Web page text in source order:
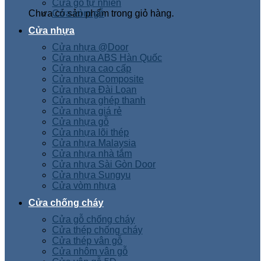
Chưa có sản phẩm trong giỏ hàng.
Cửa gỗ tự nhiên
Cửa vòm gỗ
Cửa nhựa
Cửa nhựa @Door
Cửa nhựa ABS Hàn Quốc
Cửa nhựa cao cấp
Cửa nhựa Composite
Cửa nhựa Đài Loan
Cửa nhựa ghép thanh
Cửa nhựa giá rẻ
Cửa nhựa gỗ
Cửa nhựa lõi thép
Cửa nhựa Malaysia
Cửa nhựa nhà tắm
Cửa nhựa Sài Gòn Door
Cửa nhựa Sungyu
Cửa vòm nhựa
Cửa chống cháy
Cửa gỗ chống cháy
Cửa thép chống cháy
Cửa thép vân gỗ
Cửa nhôm vân gỗ